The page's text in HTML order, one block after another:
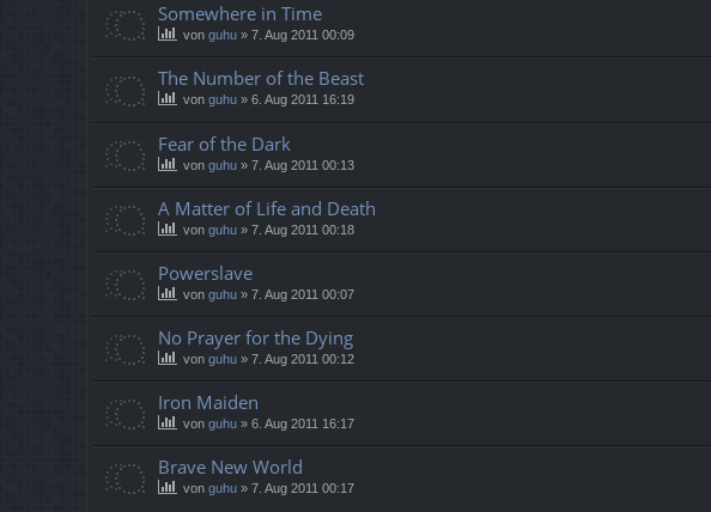
Somewhere in Time
von guhu » 7. Aug 2011 00:09
The Number of the Beast
von guhu » 6. Aug 2011 16:19
Fear of the Dark
von guhu » 7. Aug 2011 00:13
A Matter of Life and Death
von guhu » 7. Aug 2011 00:18
Powerslave
von guhu » 7. Aug 2011 00:07
No Prayer for the Dying
von guhu » 7. Aug 2011 00:12
Iron Maiden
von guhu » 6. Aug 2011 16:17
Brave New World
von guhu » 7. Aug 2011 00:17